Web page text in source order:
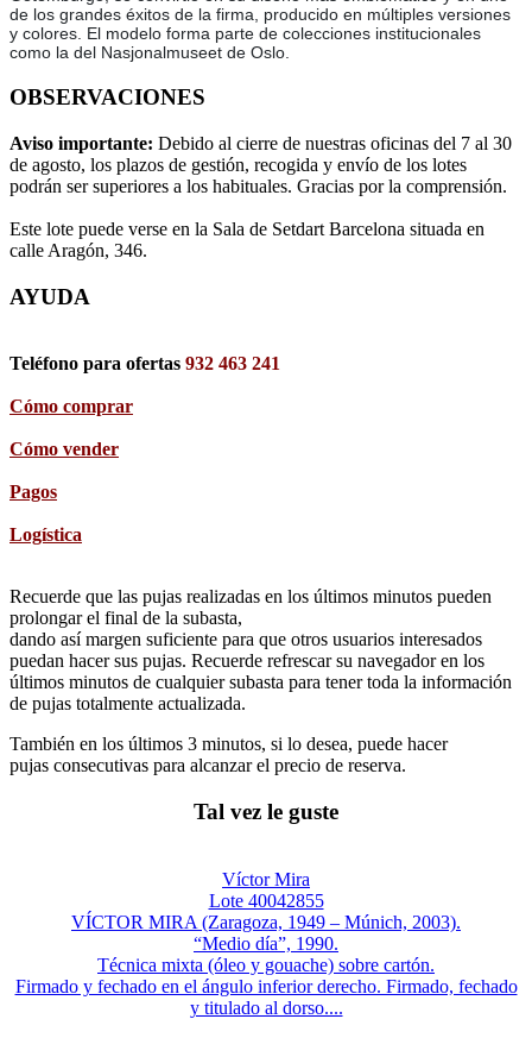
de los grandes éxitos de la firma, producido en múltiples versiones
y colores. El modelo forma parte de colecciones institucionales
como la del Nasjonalmuseet de Oslo.
OBSERVACIONES
Aviso importante: Debido al cierre de nuestras oficinas del 7 al 30
de agosto, los plazos de gestión, recogida y envío de los lotes
podrán ser superiores a los habituales. Gracias por la comprensión.
Este lote puede verse en la Sala de Setdart Barcelona situada en
calle Aragón, 346.
AYUDA
Teléfono para ofertas 932 463 241
Cómo comprar
Cómo vender
Pagos
Logística
Recuerde que las pujas realizadas en los últimos minutos pueden
prolongar el final de la subasta,
dando así margen suficiente para que otros usuarios interesados
puedan hacer sus pujas. Recuerde refrescar su navegador en los
últimos minutos de cualquier subasta para tener toda la información
de pujas totalmente actualizada.
También en los últimos 3 minutos, si lo desea, puede hacer
pujas consecutivas para alcanzar el precio de reserva.
Tal vez le guste
Víctor Mira
Lote 40042855
VÍCTOR MIRA (Zaragoza, 1949 – Múnich, 2003).
“Medio día”, 1990.
Técnica mixta (óleo y gouache) sobre cartón.
Firmado y fechado en el ángulo inferior derecho. Firmado, fechado
y titulado al dorso....